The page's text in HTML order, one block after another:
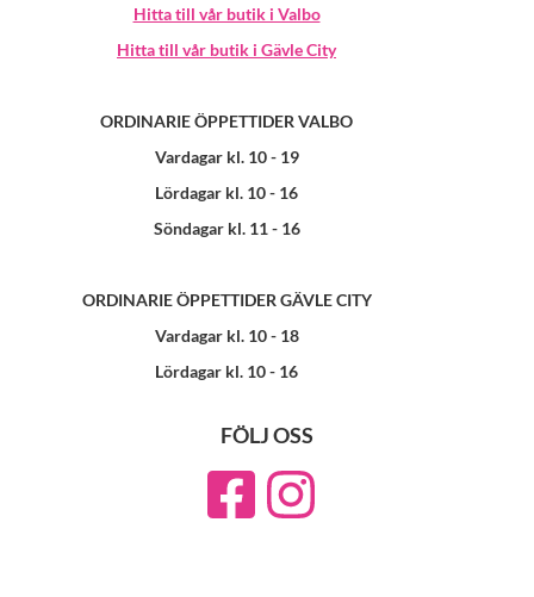
Hitta till vår butik i Valbo
Hitta till vår butik i Gävle City
ORDINARIE ÖPPETTIDER VALBO
Vardagar kl. 10 - 19
Lördagar kl. 10 - 16
Söndagar kl. 11 - 16
ORDINARIE ÖPPETTIDER GÄVLE CITY
Vardagar kl. 10 - 18
Lördagar kl. 10 - 16
FÖLJ OSS